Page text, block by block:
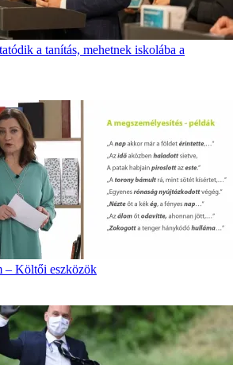
a tanítás, mehetnek iskolába a
– Költői eszközök